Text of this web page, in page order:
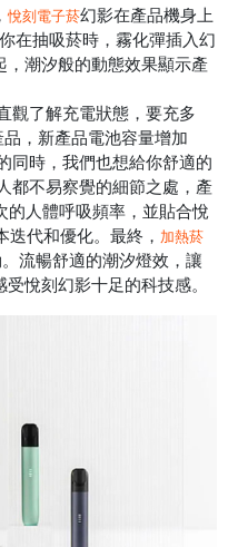
悅刻電子菸幻影在產品機身上
在抽吸菸時，霧化彈插入幻
潮汐般的動態效果顯示產
觀了解充電狀態，要充多
，新產品電池容量增加
同時，我們也想給你舒適的
都不易察覺的細節之處，產
人體呼吸頻率，並貼合悅
代和優化。最終， 加熱菸
流暢舒適的潮汐燈效，讓
悅刻幻影十足的科技感。